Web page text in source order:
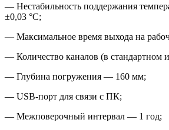
— Нестабильность поддержания
±0,03 °С;
— Максимальное время выхода на
— Количество каналов (в стандартном
— Глубина погружения — 160 мм;
— USB-порт для связи с ПК;
— Межповерочный интервал — 1 год;